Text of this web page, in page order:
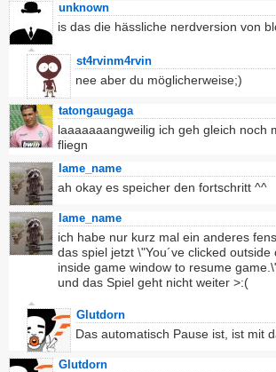
unknown
is das die hässliche nerdversion von
st4rvinm4rvin
nee aber du möglicherweise;)
tatongaugaga
laaaaaaangweilig ich geh gleich noch
fliegn
lame_name
ah okay es speicher den fortschritt ^^
lame_name
ich habe nur kurz mal ein anderes
das spiel jetzt \"You´ve clicked
inside game window to resume
und das Spiel geht nicht weiter >:(
Glutdorn
Das automatisch Pause ist, ist mit
Glutdorn